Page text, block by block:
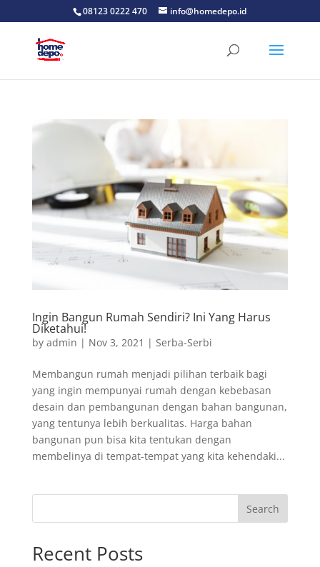
08123 0222 470 info@homedepo.id
Ingin Bangun Rumah Sendiri? Ini Yang Harus
Diketahui!
by admin | Nov 3, 2021 | Serba-Serbi
Membangun rumah menjadi pilihan terbaik bagi
yang ingin mempunyai rumah dengan kebebasan
desain dan pembangunan dengan bahan bangunan,
yang tentunya lebih berkualitas. Harga bahan
bangunan pun bisa kita tentukan dengan
membelinya di tempat-tempat yang kita kehendaki...
Search
Recent Posts